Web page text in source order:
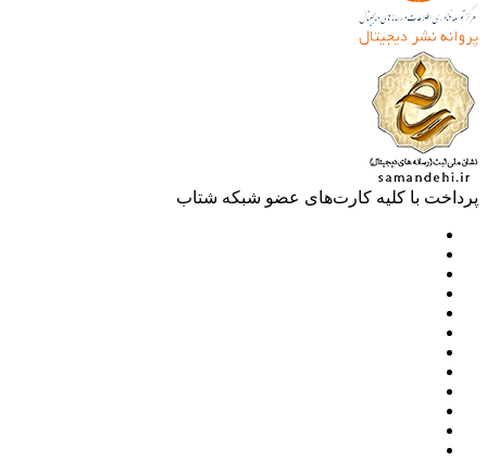
با کلیه کارت‌های عضو شبکه شتاب